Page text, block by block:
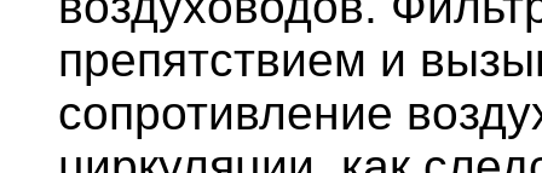
препятствием и
сопротивление